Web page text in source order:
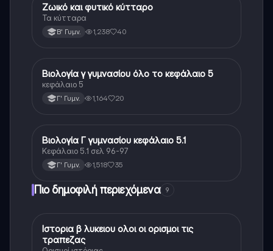
Βιολογία
Ζωικό και φυτικό κύτταρο
Τα κύτταρα
Β' Γυμν. 1,238 40
Βιολογία
Βιολογία γ γυμνασίου όλο το κεφάλαιο 5
κεφάλαιο 5
Γ' Γυμν. 1,164 20
Βιολογία
Βιολογία Γ γυμνασίου κεφάλαιο 5.1
Κεφάλαιο 5.1 σελ 96-97
Γ' Γυμν. 1,518 35
Πιο δημοφιλή περιεχόμενα 9
Ιστορία
Ιστορια β λυκειου ολοι οι ορισμοι τις
τραπεζας